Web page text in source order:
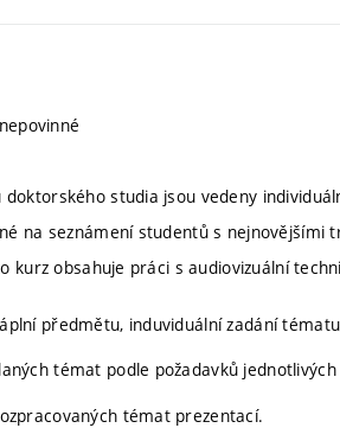
studia jsou vedeny
na seznámení studentů s
kurz obsahuje práci s audiovizuální
předmětu, induviduální zadání
témat podle požadavků
témat prezentací.